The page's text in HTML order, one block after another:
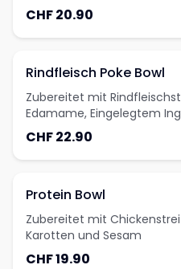
CHF 20.90
Rindfleisch Poke Bowl
Zubereitet mit
Edamame, Eingelegtem
CHF 22.90
Protein Bowl
Zubereitet mit
Karotten und Sesam
CHF 19.90